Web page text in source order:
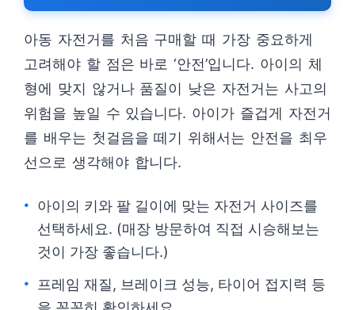
아동 자전거를 처음 구매할 때 가장 중요하게
고려해야 할 점은 바로 ‘안전’입니다. 아이의 체
형에 맞지 않거나 품질이 낮은 자전거는 사고의
위험을 높일 수 있습니다. 아이가 즐겁게 자전거
를 배우는 첫걸음을 떼기 위해서는 안전을 최우
선으로 생각해야 합니다.
아이의 키와 팔 길이에 맞는 자전거 사이즈를
선택하세요. (매장 방문하여 직접 시승해보는
것이 가장 좋습니다.)
프레임 재질, 브레이크 성능, 타이어 접지력 등